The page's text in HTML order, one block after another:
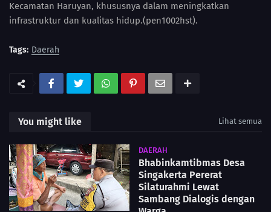
Kecamatan Haruyan, khususnya dalam meningkatkan
infrastruktur dan kualitas hidup.(pen1002hst).
Tags: Daerah
You might like Lihat semua
DAERAH
Bhabinkamtibmas Desa
Singakerta Pererat
Silaturahmi Lewat
Sambang Dialogis dengan